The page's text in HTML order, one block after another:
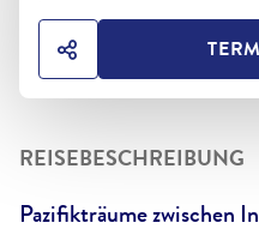
HOTEL TEILEN
REISEBESCHREIBUNG
Pazifikträume zwischen